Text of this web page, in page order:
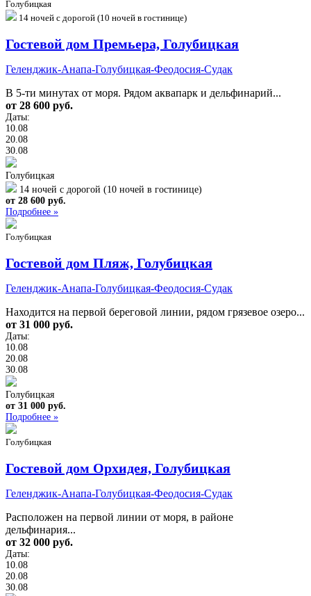
Голубицкая
14 ночей с дорогой (10 ночей в гостинице)
Гостевой дом Премьера, Голубицкая
Геленджик-Анапа-Голубицкая-Феодосия-Судак
В 5-ти минутах от моря. Рядом аквапарк и дельфинарий...
от 28 600 руб.
Даты:
10.08
20.08
30.08
Голубицкая
14 ночей с дорогой (10 ночей в гостинице)
от 28 600 руб.
Подробнее »
Голубицкая
Гостевой дом Пляж, Голубицкая
Геленджик-Анапа-Голубицкая-Феодосия-Судак
Находится на первой береговой линии, рядом грязевое озеро...
от 31 000 руб.
Даты:
10.08
20.08
30.08
Голубицкая
от 31 000 руб.
Подробнее »
Голубицкая
Гостевой дом Орхидея, Голубицкая
Геленджик-Анапа-Голубицкая-Феодосия-Судак
Расположен на первой линии от моря, в районе
дельфинария...
от 32 000 руб.
Даты:
10.08
20.08
30.08